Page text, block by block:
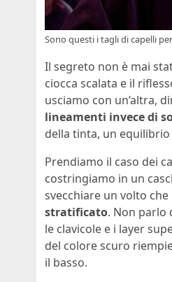
Sono questi i tagli di capelli
Il segreto non è mai
ciocca scalata e il
usciamo con un’altra,
lineamenti invece di
della tinta, un
Prendiamo il caso dei
costringiamo in un
svecchiare un volto
stratificato. Non parlo
le clavicole e i layer
del colore scuro
il basso.